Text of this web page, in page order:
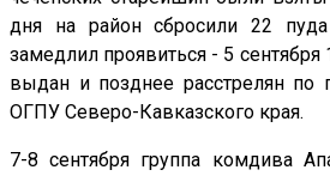
дня на район сбросили 22
замедлил проявиться - 5
выдан и позднее расстрелян по
ОГПУ Северо-Кавказского края.
7-8 сентября группа комдива